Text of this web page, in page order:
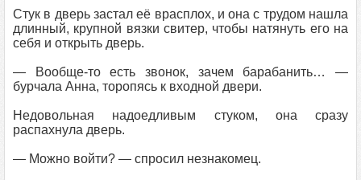
Стук в дверь застал её врасплох, и она с трудом нашла
длинный, крупной вязки свитер, чтобы натянуть его на
себя и открыть дверь.
— Вообще-то есть звонок, зачем барабанить… —
бурчала Анна, торопясь к входной двери.
Недовольная надоедливым стуком, она сразу
распахнула дверь.
— Можно войти? — спросил незнакомец.